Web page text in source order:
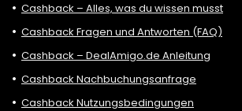
Cashback – Alles, was du wissen musst
Cashback Fragen und Antworten (FAQ)
Cashback – DealAmigo.de Anleitung
Cashback Nachbuchungsanfrage
Cashback Nutzungsbedingungen